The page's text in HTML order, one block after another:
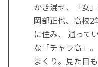
かき混ぜ、「女
岡部正也、高校
に住み、 通って
な「チャラ高」
まくり。見た目